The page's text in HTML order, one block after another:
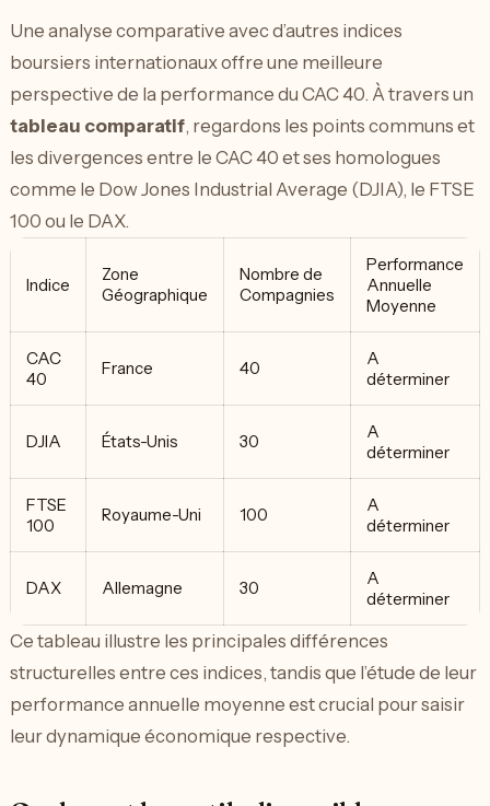
Une analyse comparative avec d’autres indices
boursiers internationaux offre une meilleure
perspective de la performance du CAC 40. À travers un
tableau comparatif, regardons les points communs et
les divergences entre le CAC 40 et ses homologues
comme le Dow Jones Industrial Average (DJIA), le FTSE
100 ou le DAX.
Indice
Zone
Géographique
Nombre de
Compagnies
Performance
Annuelle
Moyenne
CAC
40
France 40
A
déterminer
DJIA États-Unis 30
A
déterminer
FTSE
100
Royaume-Uni 100
A
déterminer
DAX Allemagne 30
A
déterminer
Ce tableau illustre les principales différences
structurelles entre ces indices, tandis que l’étude de leur
performance annuelle moyenne est crucial pour saisir
leur dynamique économique respective.